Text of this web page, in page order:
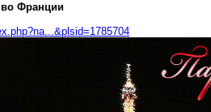
во Франции